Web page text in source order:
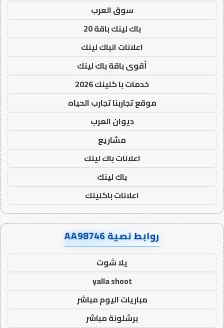
سوق العرب
باك لينك باقة 20
اعلانات الباك لينك
أقوى باقة باك لينك
خدمات با كلينك 2026
موقع تجاربنا تجارب الحياه
ديوان العرب
مشاريع
اعلانات باك لينك
باك لينك
اعلانات باكلينك
روابط نصية AA98746
يلا شوت
yalla shoot
مباريات اليوم مباشر
برشلونة مباشر